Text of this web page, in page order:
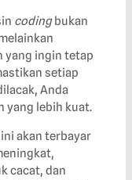
codingbukan
yang ingin tetap
setiap
Anda
yang lebih kuat.
akan terbayar
cacat, dan